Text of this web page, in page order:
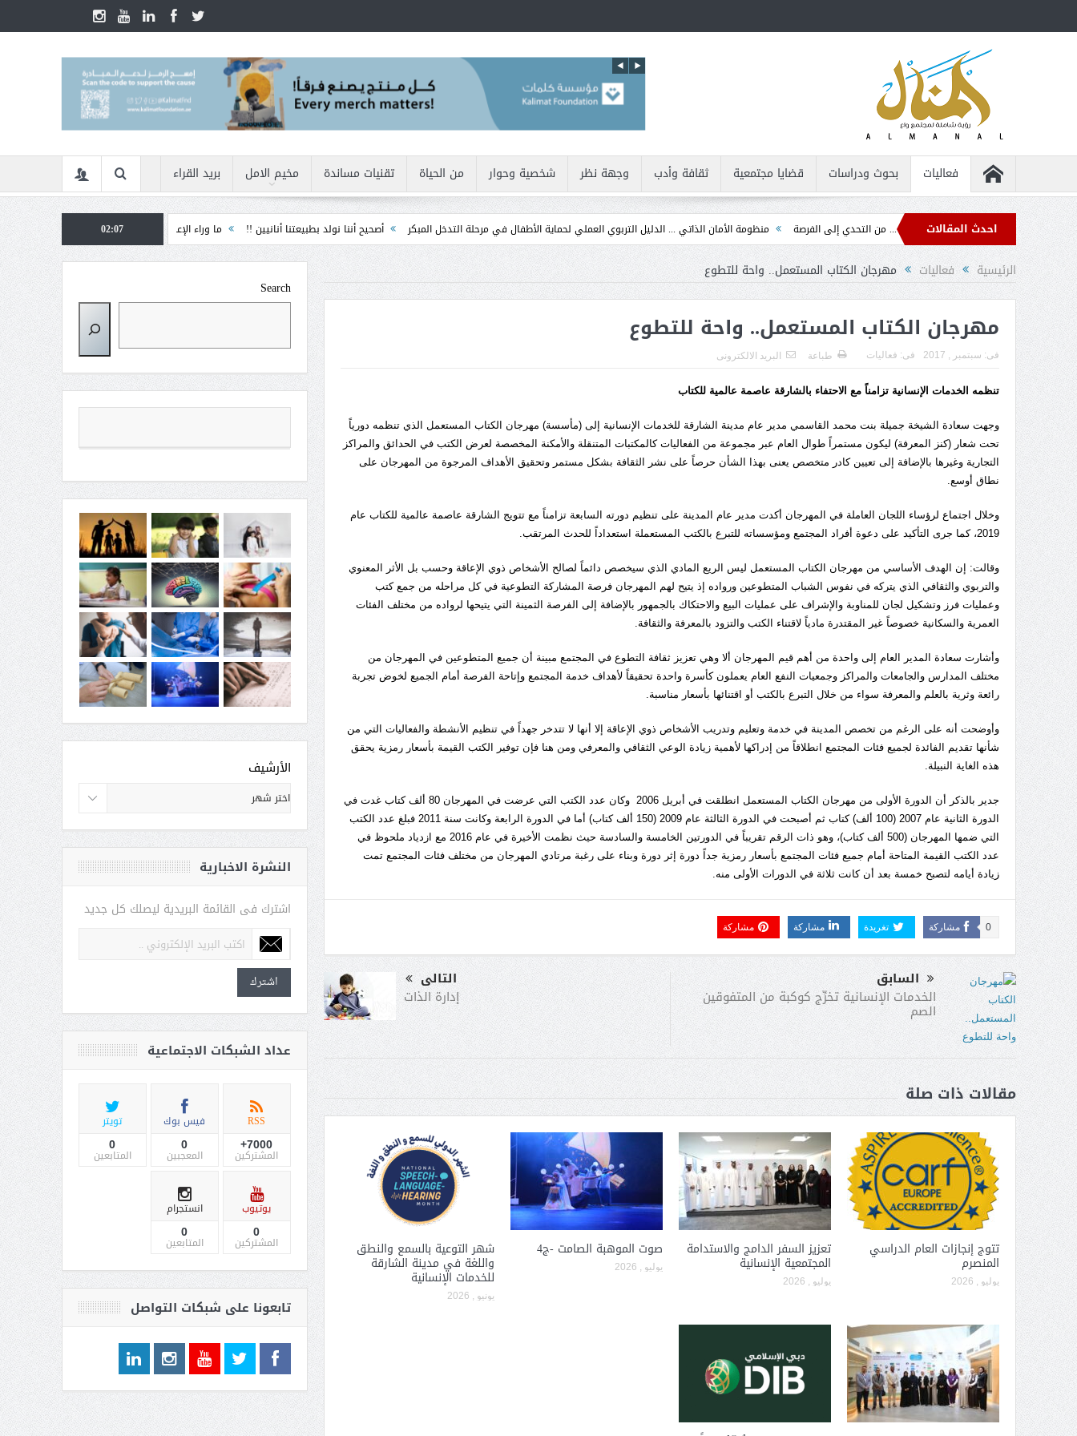
فعاليات بحوث ودراسات قضايا مجتمعية ثقافة وأدب وجهة نظر شخصية وحوار من الحياة تقنيات مساندة مخيم الامل بريد القراء
احدث المقالات
عن بعد للأشخاص من ذوي الإعاقة ... من التحدي إلى الفرصة منظومة الأمان الذاتي ... الدليل التربوي العملي لحماية الأطفال في مرحلة التدخل المبكر أصحيح أننا نولد بطبيعتنا أنانيين !! ما وراء الإعاقة الأمن السيبراني في زمن الأزمات ...
02:07
الرئيسية فعاليات مهرجان الكتاب المستعمل.. واحة للتطوع
مهرجان الكتاب المستعمل.. واحة للتطوع
فى: سبتمبر , 2017 فى: فعاليات طباعة البريد الالكترونى
تنظمه الخدمات الإنسانية تزامناً مع الاحتفاء بالشارقة عاصمة عالمية للكتاب
وجهت سعادة الشيخة جميلة بنت محمد القاسمي مدير عام مدينة الشارقة للخدمات الإنسانية إلى (مأسسة) مهرجان الكتاب المستعمل الذي تنظمه دورياً
تحت شعار (كنز المعرفة) ليكون مستمراً طوال العام عبر مجموعة من الفعاليات كالمكتبات المتنقلة والأمكنة المخصصة لعرض الكتب في الحدائق والمراكز
التجارية وغيرها بالإضافة إلى تعيين كادر متخصص يعنى بهذا الشأن حرصاً على نشر الثقافة بشكل مستمر وتحقيق الأهداف المرجوة من المهرجان على
نطاق أوسع.
وخلال اجتماع لرؤساء اللجان العاملة في المهرجان أكدت مدير عام المدينة على تنظيم دورته السابعة تزامناً مع تتويج الشارقة عاصمة عالمية للكتاب عام
2019، كما جرى التأكيد على دعوة أفراد المجتمع ومؤسساته للتبرع بالكتب المستعملة استعداداً للحدث المرتقب.
وقالت: إن الهدف الأساسي من مهرجان الكتاب المستعمل ليس الريع المادي الذي سيخصص دائماً لصالح الأشخاص ذوي الإعاقة وحسب بل الأثر المعنوي
والتربوي والثقافي الذي يتركه في نفوس الشباب المتطوعين ورواده إذ يتيح لهم المهرجان فرصة المشاركة التطوعية في كل مراحله من جمع كتب
وعمليات فرز وتشكيل لجان للمناوبة والإشراف على عمليات البيع والاحتكاك بالجمهور بالإضافة إلى الفرصة الثمينة التي يتيحها لرواده من مختلف الفئات
العمرية والسكانية خصوصاً غير المقتدرة مادياً لاقتناء الكتب والتزود بالمعرفة والثقافة.
وأشارت سعادة المدير العام إلى واحدة من أهم قيم المهرجان ألا وهي تعزيز ثقافة التطوع في المجتمع مبينة أن جميع المتطوعين في المهرجان من
مختلف المدارس والجامعات والمراكز وجمعيات النفع العام يعملون كأسرة واحدة تحقيقاً لأهداف خدمة المجتمع وإتاحة الفرصة أمام الجميع لخوض تجربة
رائعة وثرية بالعلم والمعرفة سواء من خلال التبرع بالكتب أو اقتنائها بأسعار مناسبة.
وأوضحت أنه على الرغم من تخصص المدينة في خدمة وتعليم وتدريب الأشخاص ذوي الإعاقة إلا أنها لا تتدخر جهداً في تنظيم الأنشطة والفعاليات التي من
شأنها تقديم الفائدة لجميع فئات المجتمع انطلاقاً من إدراكها لأهمية زيادة الوعي الثقافي والمعرفي ومن هنا فإن توفير الكتب القيمة بأسعار رمزية يحقق
هذه الغاية النبيلة.
جدير بالذكر أن الدورة الأولى من مهرجان الكتاب المستعمل انطلقت في أبريل 2006 وكان عدد الكتب التي عرضت في المهرجان 80 ألف كتاب غدت في
الدورة الثانية عام 2007 (100 ألف) كتاب ثم أصبحت في الدورة الثالثة عام 2009 (150 ألف كتاب) أما في الدورة الرابعة وكانت سنة 2011 فبلغ عدد الكتب
التي ضمها المهرجان (500 ألف كتاب)، وهو ذات الرقم تقريباً في الدورتين الخامسة والسادسة حيث نظمت الأخيرة في عام 2016 مع ازدياد ملحوظ في
عدد الكتب القيمة المتاحة أمام جميع فئات المجتمع بأسعار رمزية جداً دورة إثر دورة وبناء على رغبة مرتادي المهرجان من مختلف فئات المجتمع تمت
زيادة أيامه لتصبح خمسة بعد أن كانت ثلاثة في الدورات الأولى منه.
مشاركة 0 تغريدة مشاركة مشاركة
السابق
الخدمات الإنسانية تخرِّج كوكبة من المتفوقين
الصم
التالى
إدارة الذات
مقالات ذات صلة
تتوج إنجازات العام الدراسي
المنصرم
يوليو , 2026
تعزيز السفر الدامج والاستدامة
المجتمعية الإنسانية
يوليو , 2026
صوت الموهبة الصامت -ج4
يوليو , 2026
شهر التوعية بالسمع والنطق
واللغة في مدينة الشارقة
للخدمات الإنسانية
يونيو , 2026
Search
الأرشيف
النشرة الاخبارية
اشترك فى القائمة البريدية ليصلك كل جديد
اشترك
عداد الشبكات الاجتماعية
RSS
7000+
المشتركين
فيس بوك
0
المعجبين
تويتر
0
المتابعين
يوتيوب
0
المشتركين
انستجرام
0
المتابعين
تابعونا على شبكات التواصل